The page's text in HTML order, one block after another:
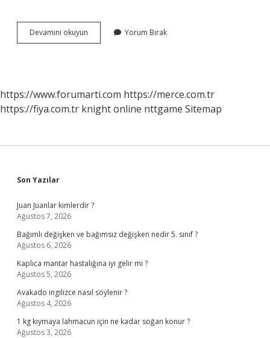
Devamını okuyun Beyazlatıcı
Kremler
Yorum Bırak
https://www.forumarti.com https://merce.com.tr
https://fiya.com.tr knight online nttgame Sitemap
Sidebar
Son Yazılar
Juan Juanlar kimlerdir ?
Ağustos 7, 2026
Bağımlı değişken ve bağımsız değişken nedir 5. sınıf ?
Ağustos 6, 2026
Kaplıca mantar hastalığına iyi gelir mi ?
Ağustos 5, 2026
Avakado ingilizce nasıl söylenir ?
Ağustos 4, 2026
1 kg kıymaya lahmacun için ne kadar soğan konur ?
Ağustos 3, 2026